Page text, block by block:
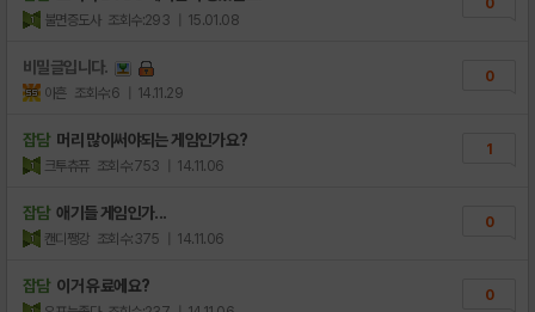
불면증도사 조회수:293 | 15.01.08
비밀글입니다.
아흔 조회수:6 | 14.11.29
0
잡담 머리 많이써야되는 게임인가요?
크투츄퓨 조회수:753 | 14.11.06
1
잡담 애기들 게임인가...
캔디쨍강 조회수:375 | 14.11.06
0
잡담 이거 유료에요? 0